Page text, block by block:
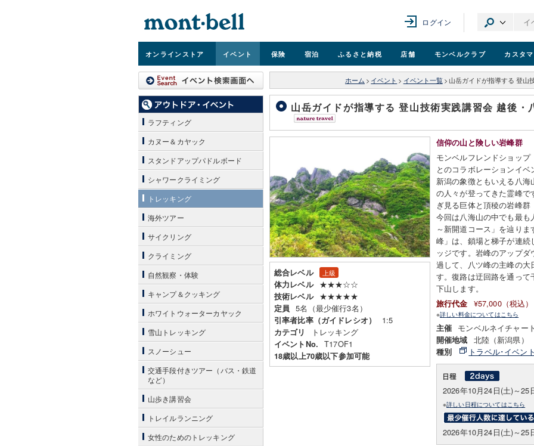
ログイン
オンラインストア イベント 保険 宿泊 ふるさと納税 店舗 モンベルクラブ カスタ
ホーム > イベント > イベント一覧 > 山岳ガイドが指導する 登山
山岳ガイドが指導する 登山技術実践講習会 越後
総合レベル 上級
体力レベル ★★★☆☆
技術レベル ★★★★★
定員 5名（最少催行3名）
引率者比率（ガイドレシオ） 1:5
カテゴリ トレッキング
イベントNo. T17OF1
18歳以上70歳以下参加可能
信仰の山と険しい岩峰群
モンベルフレンドショップ
とのコラボレーションイ
新潟の象徴ともいえる八海
の人々が登ってきた霊峰
ぎ見る巨体と頂稜の岩峰群
今回は八海山の中でも最
～新開道コース」を辿り
峰」は、鎖場と梯子が連続
ッジです。岩峰のアップ
過して、八ツ峰の主峰の大
す。復路は迂回路を通っ
下山します。
旅行代金 ¥57,000（税込）
※詳しい料金についてはこちら
主催 モンベルネイチャー
開催地域 北陸（新潟県）
種別 トラベル･イベン
2026年10月24日(土)～25
※詳しい日程についてはこちら
2026年10月24日(土)～25
ラフティング
カヌー＆カヤック
スタンドアップパドルボード
シャワークライミング
トレッキング
海外ツアー
サイクリング
クライミング
自然観察・体験
キャンプ＆クッキング
ホワイトウォーターカヤック
雪山トレッキング
スノーシュー
交通手段付きツアー（バス・鉄道
など）
山歩き講習会
トレイルランニング
女性のためのトレッキング